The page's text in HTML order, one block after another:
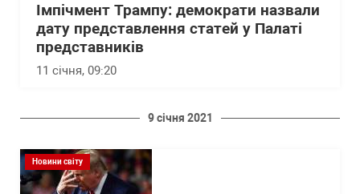
Імпічмент Трампу: демократи назвали
дату представлення статей у Палаті
представників
11 січня, 09:20
9 січня 2021
Новини світу